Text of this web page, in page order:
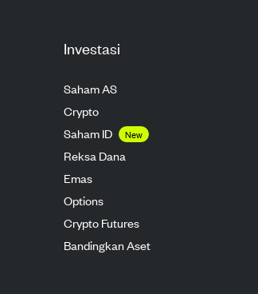
Investasi
Saham AS
Crypto
Saham ID
New
Reksa Dana
Emas
Options
Crypto Futures
Bandingkan Aset